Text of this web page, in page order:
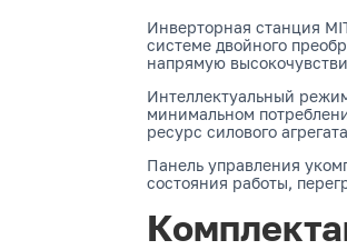
Инверторная станция
системе двойного
напрямую
Интеллектуальный
минимальном
ресурс силового
Панель управления
состояния работы,